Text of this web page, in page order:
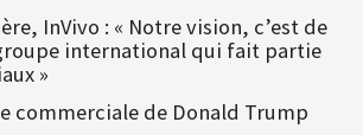
InVivo : « Notre vision, c’est de
international qui fait partie
»
commerciale de Donald Trump